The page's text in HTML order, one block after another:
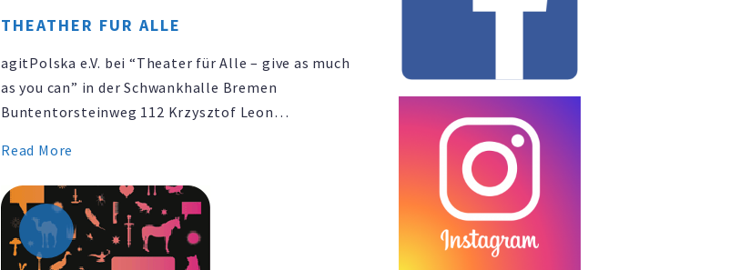
THEATHER FUR ALLE
agitPolska e.V. bei “Theater für Alle – give as much
as you can” in der Schwankhalle Bremen
Buntentorsteinweg 112 Krzysztof Leon
Krzysztof Leon Dziemaszkiewicz, Tänzer,
Choreograph, Regisseur und Gründer des Danziger
Experimental-Theaters „Patrz mi na usta”
präsentiert die Solo-Trans-Performance „Live Act”.
Seine …
Read More